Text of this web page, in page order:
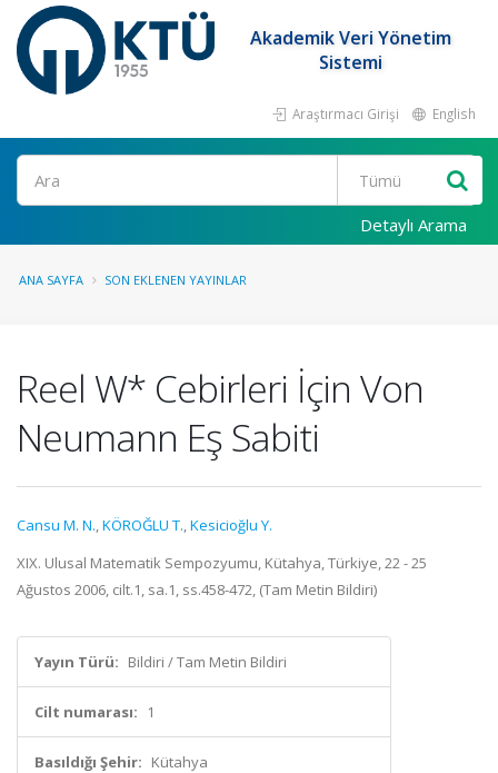
Akademik Veri Yönetim
Sistemi
Araştırmacı Girişi English
Ara
Detaylı Arama
ANA SAYFA SON EKLENEN YAYINLAR
Reel W* Cebirleri İçin Von
Neumann Eş Sabiti
Cansu M. N.,KÖROĞLU T.,Kesicioğlu Y.
XIX. Ulusal Matematik Sempozyumu, Kütahya, Türkiye, 22 - 25
Ağustos 2006, cilt.1, sa.1, ss.458-472, (Tam Metin Bildiri)
Yayın Türü: Bildiri / Tam Metin Bildiri
Cilt numarası: 1
Basıldığı Şehir: Kütahya